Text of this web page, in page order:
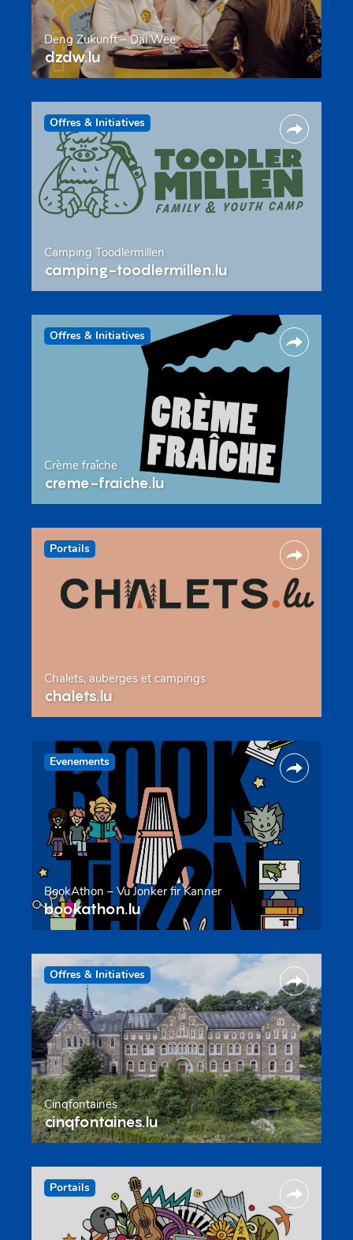
Deng Zukunft – Däi Wee
dzdw.lu
Offres & Initiatives
Camping Toodlermillen
camping-toodlermillen.lu
Offres & Initiatives
Crème fraîche
creme-fraiche.lu
Portails
Chalets, auberges et campings
chalets.lu
Evenements
BookAthon – Vu Jonker fir Kanner
bookathon.lu
Offres & Initiatives
Cinqfontaines
cinqfontaines.lu
Portails